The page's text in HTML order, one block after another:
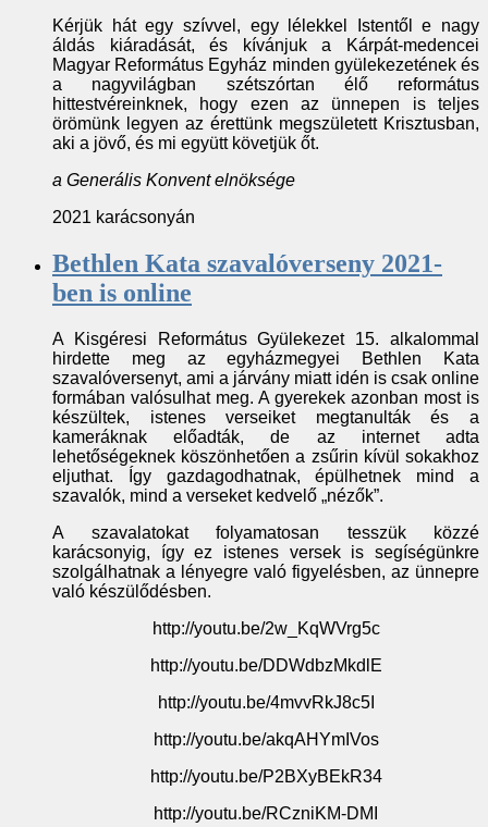
Kérjük hát egy szívvel, egy lélekkel Istentől e nagy
áldás kiáradását, és kívánjuk a Kárpát-medencei
Magyar Református Egyház minden gyülekezetének és
a nagyvilágban szétszórtan élő református
hittestvéreinknek, hogy ezen az ünnepen is teljes
örömünk legyen az érettünk megszületett Krisztusban,
aki a jövő, és mi együtt követjük őt.
a Generális Konvent elnöksége
2021 karácsonyán
Bethlen Kata szavalóverseny 2021-
ben is online
A Kisgéresi Református Gyülekezet 15. alkalommal
hirdette meg az egyházmegyei Bethlen Kata
szavalóversenyt, ami a járvány miatt idén is csak online
formában valósulhat meg. A gyerekek azonban most is
készültek, istenes verseiket megtanulták és a
kameráknak előadták, de az internet adta
lehetőségeknek köszönhetően a zsűrin kívül sokakhoz
eljuthat. Így gazdagodhatnak, épülhetnek mind a
szavalók, mind a verseket kedvelő „nézők”.
A szavalatokat folyamatosan tesszük közzé
karácsonyig, így ez istenes versek is segíségünkre
szolgálhatnak a lényegre való figyelésben, az ünnepre
való készülődésben.
http://youtu.be/2w_KqWVrg5c
http://youtu.be/DDWdbzMkdlE
http://youtu.be/4mvvRkJ8c5I
http://youtu.be/akqAHYmIVos
http://youtu.be/P2BXyBEkR34
http://youtu.be/RCzniKM-DMI